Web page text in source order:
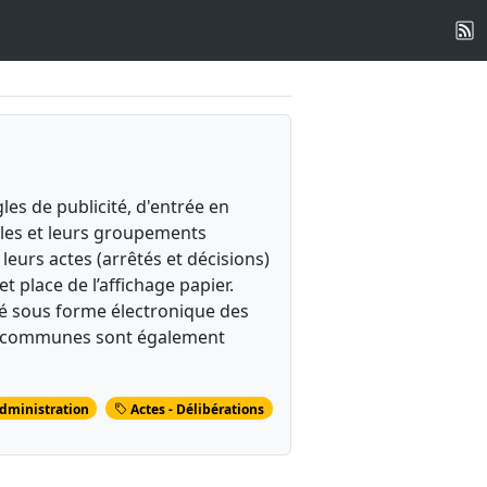
de publicité, d'entrée en
et leurs groupements
actes (arrêtés et décisions)
de l’affichage papier.
sous forme électronique des
sont également
Actes - Délibérations